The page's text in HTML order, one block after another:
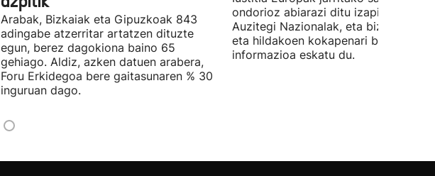
Arabak, Bizkaiak eta Gipuzkoak 843
adingabe atzerritar artatzen dituzte
egun, berez dagokiona baino 65
gehiago. Aldiz, azken datuen arabera,
Foru Erkidegoa bere gaitasunaren % 30
inguruan dago.
ondorioz abiarazi ditu izapideak
Auzitegi Nazionalak, eta bizi direnen
eta hildakoen kokapenari buruzko
informazioa eskatu du.